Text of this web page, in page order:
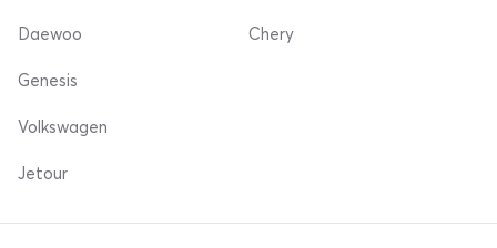
Daewoo Chery
Genesis
Volkswagen
Jetour